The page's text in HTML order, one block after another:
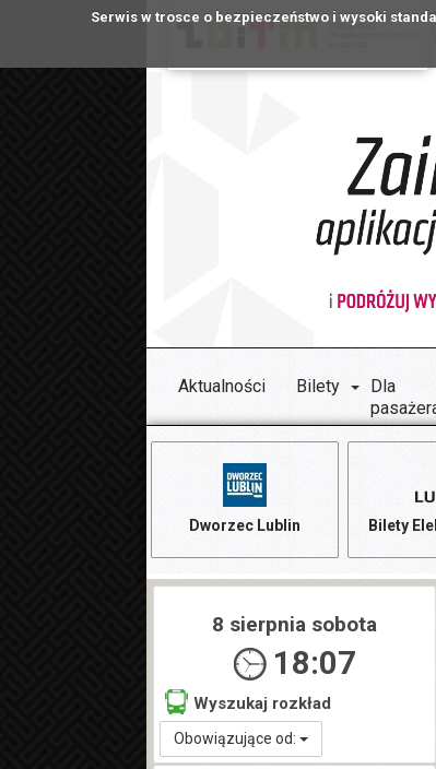
Serwis w trosce o bezpieczeństwo i wysoki
Aktualności Bilety
Dla
Dworzec Lublin Bilety
8 sierpnia sobota
18:07
Wyszukaj rozkład
Obowiązujące od: